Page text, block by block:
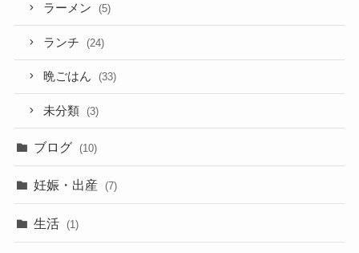
ラーメン (5)
ランチ (24)
晩ごはん (33)
未分類 (3)
ブログ (10)
妊娠・出産 (7)
生活 (1)